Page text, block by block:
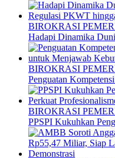
BIROKRASI
Hadapi Dinamika
BIROKRASI
Penguatan
BIROKRASI
PPSPI Kukuhkan